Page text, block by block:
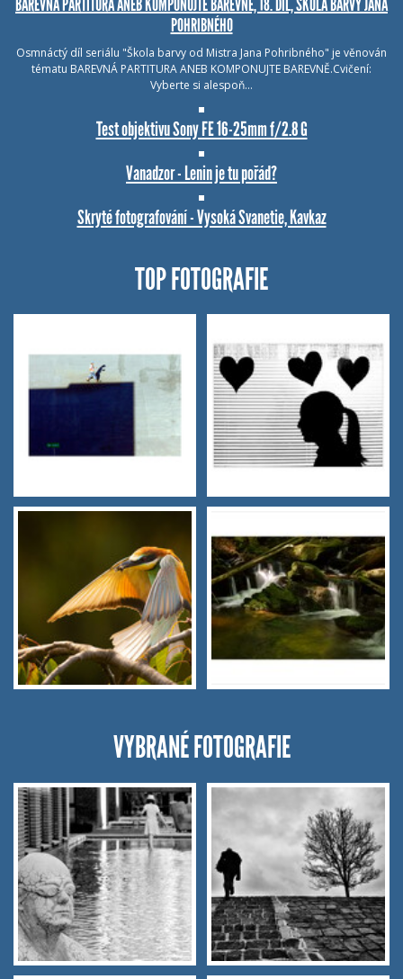
BAREVNÁ PARTITURA ANEB KOMPONUJTE BAREVNĚ, 18. DÍL, ŠKOLA BARVY JANA
POHRIBNÉHO
Osmnáctý díl seriálu "Škola barvy od Mistra Jana Pohribného" je věnován
tématu BAREVNÁ PARTITURA ANEB KOMPONUJTE BAREVNĚ.Cvičení:
Vyberte si alespoň…
Test objektivu Sony FE 16-25mm f/2.8 G
Vanadzor - Lenin je tu pořád?
Skryté fotografování - Vysoká Svanetie, Kavkaz
TOP FOTOGRAFIE
VYBRANÉ FOTOGRAFIE